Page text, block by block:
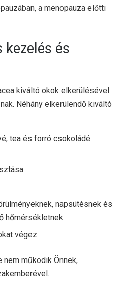
a menopauza előtti
kezelés és
kiváltó okok elkerülésével.
Néhány elkerülendő kiváltó
tea és forró csokoládé
napsütésnek és
hőmérsékletnek
végez
nem működik Önnek,